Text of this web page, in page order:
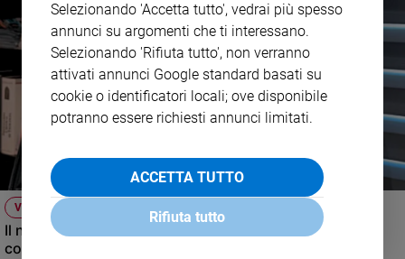
VIDEO
Il nuovo numero di Famiglia Cristiana raccontato dal
condirettore.
Selezionando 'Accetta tutto', vedrai più spesso
annunci su argomenti che ti interessano.
Selezionando 'Rifiuta tutto', non verranno
attivati annunci Google standard basati su
cookie o identificatori locali; ove disponibile
potranno essere richiesti annunci limitati.
ACCETTA TUTTO
Rifiuta tutto